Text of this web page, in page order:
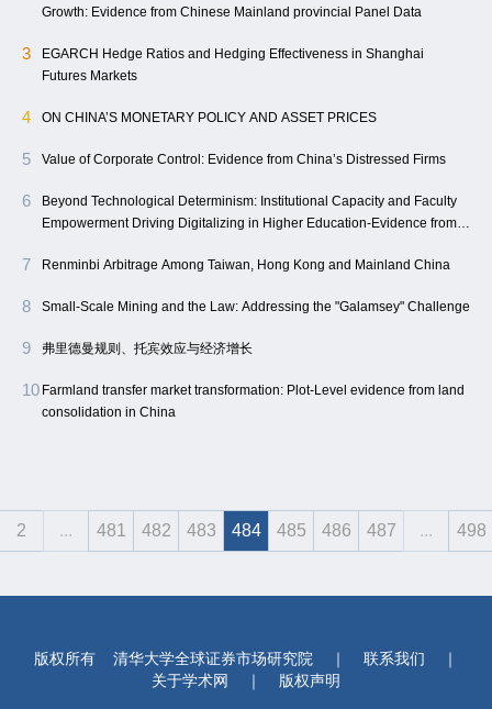
Growth: Evidence from Chinese Mainland provincial Panel Data
3
EGARCH Hedge Ratios and Hedging Effectiveness in Shanghai
Futures Markets
4 ON CHINA’S MONETARY POLICY AND ASSET PRICES
5 Value of Corporate Control: Evidence from China’s Distressed Firms
6
Beyond Technological Determinism: Institutional Capacity and Faculty
Empowerment Driving Digitalizing in Higher Education-Evidence from
7 Renminbi Arbitrage Among Taiwan, Hong Kong and Mainland China
8 Small-Scale Mining and the Law: Addressing the "Galamsey" Challenge
9 弗里德曼规则、托宾效应与经济增长
10 Farmland transfer market transformation: Plot-Level evidence from land
consolidation in China
2 ... 481 482 483 484 485 486 487 ... 498
版权所有 清华大学全球证券市场研究院 ｜ 联系我们
｜
关于学术网
｜ 版权声明